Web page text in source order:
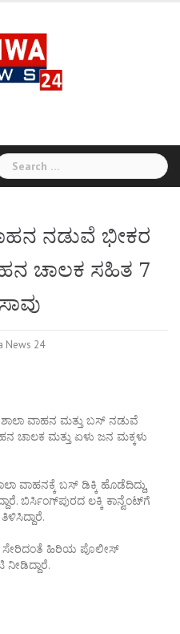
ನಡುವೆ ಭೀಕರ
ಚಾಲಕ ಸಹಿತ 7
News 24
ಶಾಲಾ ವಾಹನ ಮತ್ತು ಬಸ್‌ ನಡುವೆ
ಚಾಲಕ ಮತ್ತು ಏಳು ಜನ ಮಕ್ಕಳು
ವಾಹನಕ್ಕೆ ಬಸ್‌ ಡಿಕ್ಕಿ ಹೊಡೆದಿದ್ದು,
ಬಿರ್ಸಿಂಗ್‌ಪುರದ ಲಕ್ಕಿ ಕಾನ್ವೆಂಟ್‌ಗೆ
ಸೇರಿದಂತೆ ಹಿರಿಯ ಪೊಲೀಸ್